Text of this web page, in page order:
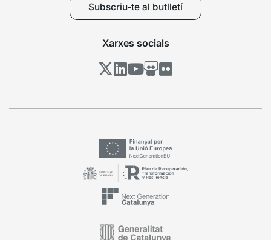
Subscriu-te al butlletí
Xarxes socials